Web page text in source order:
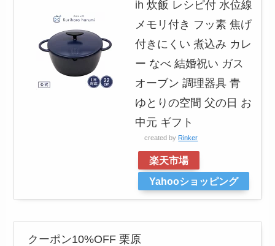
ih 炊飯 レシピ付 水位線
メモリ付き フッ素 焦げ
付きにくい 煮込み カレ
ー なべ 結婚祝い ガス
オーブン 調理器具 青
ゆとりの空間 父の日 お
中元 ギフト
created by Rinker
楽天市場
Yahooショッピング
クーポン10%OFF 栗原